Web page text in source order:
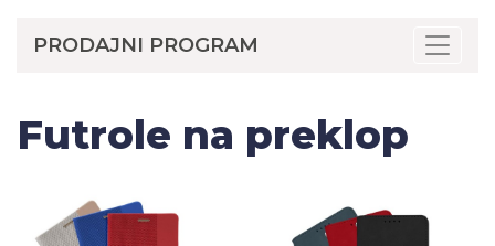
PRODAJNI PROGRAM
Futrole na preklop